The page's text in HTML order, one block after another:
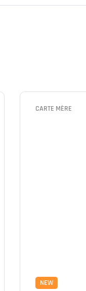
CARTE MÈRE
NEW